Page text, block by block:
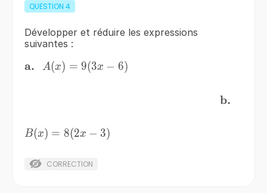
QUESTION 4
Développer et réduire les expressions
suivantes :
\bf{a.}
a. \,
A(x)=9(3x-
A(x) = 9(3x − 6)
\bf{b.}
b.
B(x)=8(2x-
B(x) = 8(2x − 3)
CORRECTION